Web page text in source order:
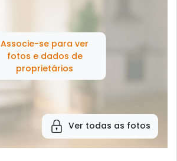
Associe-se para ver
fotos e dados de
proprietários
Ver todas as fotos